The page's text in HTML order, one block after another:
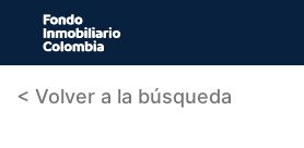
< Volver a la búsqueda